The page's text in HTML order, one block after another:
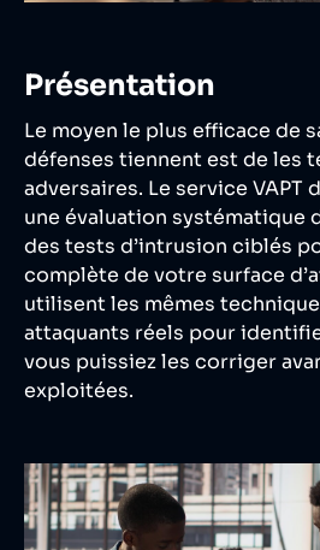
Présentation
Le moyen le plus efficace de
défenses tiennent est de les
adversaires. Le service VAPT
une évaluation systématique
des tests d’intrusion ciblés
complète de votre surface
utilisent les mêmes
attaquants réels pour
vous puissiez les corriger
exploitées.